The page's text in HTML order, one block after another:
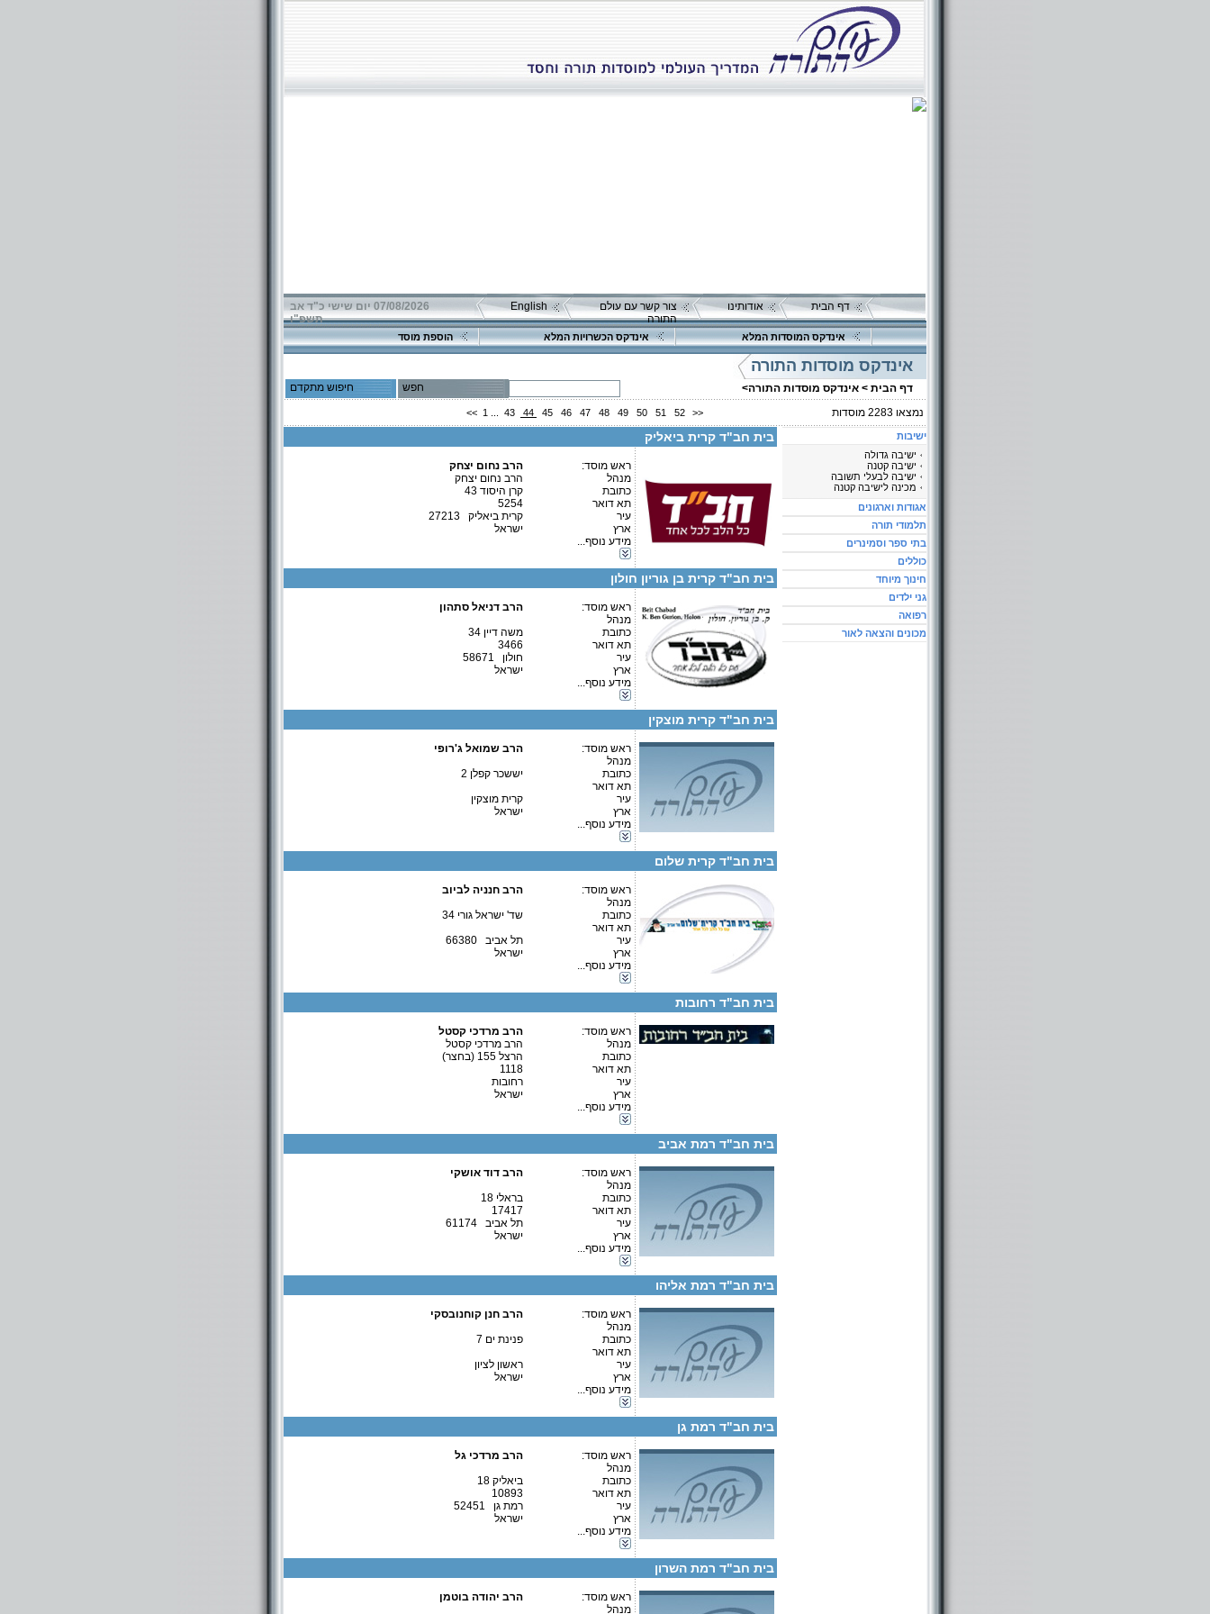
דף הבית אודותינו
צור קשר עם עולם
התורה
English
07/08/2026 יום שישי כ"ד אב
תשפ"ו
אינדקס המוסדות המלא אינדקס הכשרויות המלא הוספת מוסד
אינדקס מוסדות התורה
דף הבית > אינדקס מוסדות התורה> חפש
חיפוש מתקדם
נמצאו 2283 מוסדות << 1 43 44 45 46 47 48 49 50 51 52 >>
בית חב"ד קרית ביאליק
ראש מוסד:
הרב נחום יצחק
מנהל
הרב נחום יצחק
כתובת
קרן היסוד 43
תא דואר
5254
עיר
קרית ביאליק 27213
ארץ
ישראל
מידע נוסף...
פרטים נוספים:
טלפון 1:
טלפון 2:
פקס
איש קשר:
נחום יצחק
אגודות וארגונים-רפואה
אגודות וארגונים-צדקה
אגודות וארגונים-יהדות
אגודות וארגונים-חסד
כוללים-בוקר / ערב
גני ילדים-גני ילדים
מכונים והצאה לאור-הוצאה לאור
בית חב"ד קרית בן גוריון חולון
ראש מוסד:
הרב דניאל סתהון
מנהל
כתובת
משה דיין 34
תא דואר
3466
עיר
חולון 58671
ארץ
ישראל
מידע נוסף...
פרטים נוספים:
טלפון 1:
טלפון 2:
פקס
מספר עמותה:
איש קשר:
580243632
.
קטגוריות:
אגודות וארגונים-יהדות
אגודות וארגונים-חסד
בית חב"ד קרית מוצקין
ראש מוסד:
הרב שמואל ג'רופי
מנהל
כתובת
יששכר קפלן 2
תא דואר
עיר
קרית מוצקין
ארץ
ישראל
מידע נוסף...
פרטים נוספים:
טלפון 1:
טלפון 2:
פקס
אגודות וארגונים-יהדות
בית חב"ד קרית שלום
ראש מוסד:
הרב חנניה לביוב
מנהל
כתובת
שד' ישראל גורי 34
תא דואר
עיר
תל אביב 66380
ארץ
ישראל
מידע נוסף...
פרטים נוספים:
טלפון 1:
טלפון 2:
פקס
מספר עמותה:
580206696
קטגוריות:
אגודות וארגונים-יהדות
אגודות וארגונים-שונות
בית חב"ד רחובות
ראש מוסד:
הרב מרדכי קסטל
מנהל
הרב מרדכי קסטל
כתובת
הרצל 155 (בחצר)
תא דואר
1118
עיר
רחובות
ארץ
ישראל
מידע נוסף...
פרטים נוספים:
טלפון 1:
טלפון 2:
פקס
מספר עמותה:
בית חב"ד רמת אביב
ראש מוסד:
הרב דוד אושקי
מנהל
כתובת
בראלי 18
תא דואר
17417
עיר
תל אביב 61174
ארץ
ישראל
מידע נוסף...
טלפון 1:
טלפון 2:
איש קשר:
הרב דוד אושקי
קטגוריות:
בית חב"ד רמת אליהו
ראש מוסד:
הרב חנן קוחנובסקי
מנהל
כתובת
פנינת ים 7
תא דואר
עיר
ראשון לציון
ארץ
ישראל
מידע נוסף...
טלפון 1:
טלפון 2:
איש קשר:
קטגוריות:
בית חב"ד רמת גן
ראש מוסד:
הרב מרדכי גל
מנהל
כתובת
ביאליק 18
תא דואר
10893
עיר
רמת גן 52451
ארץ
ישראל
מידע נוסף...
טלפון 1:
טלפון 2:
איש קשר:
קטגוריות:
בית חב"ד רמת השרון
ראש מוסד:
הרב יהודה בוטמן
מנהל
פרטים נוספים:
טלפון 1:
טלפון 2:
פקס
מספר עמותה:
איש קשר:
580311215
הרב יהודה בוטמן
ישיבות
ישיבה גדולה
ישיבה קטנה
ישיבה לבעלי תשובה
מכינה לישיבה קטנה
אגודות וארגונים
תלמודי תורה
בתי ספר וסמינרים
כוללים
חינוך מיוחד
גני ילדים
רפואה
מכונים והצאה לאור